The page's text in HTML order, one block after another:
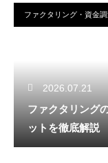
ファクタリング・資金調
2026.07.21
ファクタリング
ットを徹底解説